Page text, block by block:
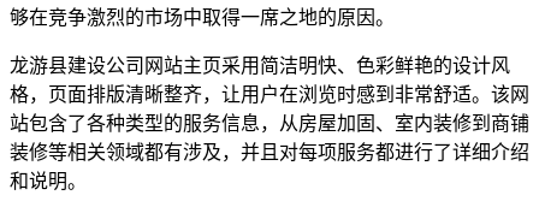
够在竞争激烈的市场中取得一席之地的原因。
龙游县建设公司网站主页采用简洁明快、色彩鲜艳的设计风
格，页面排版清晰整齐，让用户在浏览时感到非常舒适。该网
站包含了各种类型的服务信息，从房屋加固、室内装修到商铺
装修等相关领域都有涉及，并且对每项服务都进行了详细介绍
和说明。